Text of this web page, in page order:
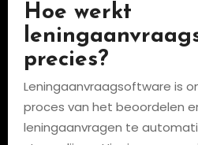
Hoe werkt
precies?
Leningaanvraagsoftware is
proces van het beoordelen
leningaanvragen te